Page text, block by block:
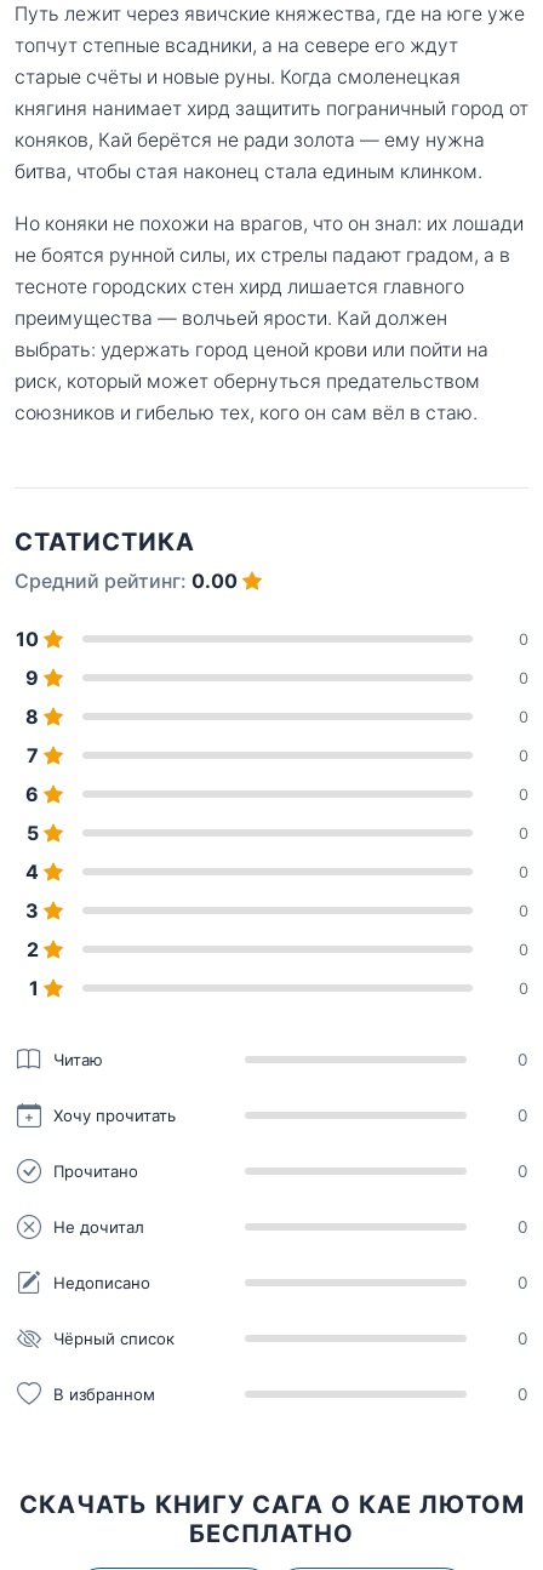
Путь лежит через явичские княжества, где на юге уже
топчут степные всадники, а на севере его ждут
старые счёты и новые руны. Когда смоленецкая
княгиня нанимает хирд защитить пограничный город от
коняков, Кай берётся не ради золота — ему нужна
битва, чтобы стая наконец стала единым клинком.
Но коняки не похожи на врагов, что он знал: их лошади
не боятся рунной силы, их стрелы падают градом, а в
тесноте городских стен хирд лишается главного
преимущества — волчьей ярости. Кай должен
выбрать: удержать город ценой крови или пойти на
риск, который может обернуться предательством
союзников и гибелью тех, кого он сам вёл в стаю.
СТАТИСТИКА
Средний рейтинг: 0.00
10 0
9 0
8 0
7 0
6 0
5 0
4 0
3 0
2 0
1 0
Читаю 0
Хочу прочитать 0
Прочитано 0
Не дочитал 0
Недописано 0
Чёрный список 0
В избранном 0
СКАЧАТЬ КНИГУ САГА О КАЕ ЛЮТОМ
БЕСПЛАТНО